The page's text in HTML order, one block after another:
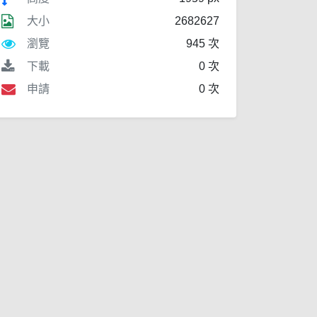
大小
2682627
瀏覽
945 次
下載
0 次
申請
0 次